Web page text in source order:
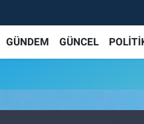
GÜNDEM GÜNCEL